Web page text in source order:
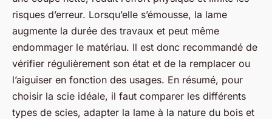
risques d’erreur. Lorsqu’elle s’émousse, la lame
augmente la durée des travaux et peut même
endommager le matériau. Il est donc recommandé de
vérifier régulièrement son état et de la remplacer ou
l’aiguiser en fonction des usages. En résumé, pour
choisir la scie idéale, il faut comparer les différents
types de scies, adapter la lame à la nature du bois et